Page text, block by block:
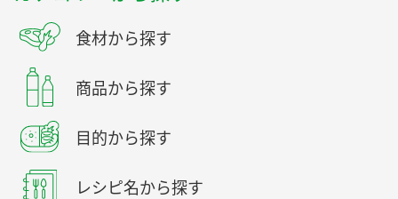
食材から探す
商品から探す
目的から探す
レシピ名から探す